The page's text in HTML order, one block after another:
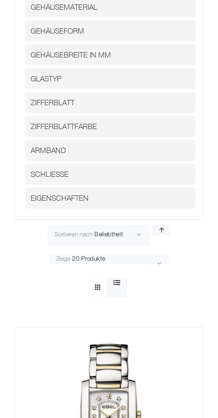
Sortieren nach Beliebtheit
Zeige20 Produkte